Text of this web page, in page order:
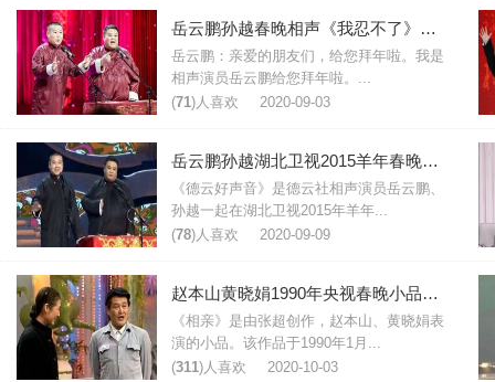
岳云鹏孙越春晚相声《我忍不了》台词
岳云鹏：亲爱的朋友们，给您拜年啦。我是
相声演员岳云鹏给您拜年啦。...
(71)人喜欢 2020-09-03
岳云鹏孙越湖北卫视2015羊年春晚相声《德云好声音》完整台词
《德云好声音》是德云社相声演员岳云鹏、
孙越一起在湖北卫视2015年羊年...
(78)人喜欢 2020-09-09
赵本山黄晓娟1990年央视春晚小品《相亲》台词剧本
《相亲》是由张超创作，赵本山、黄晓娟表
演的小品。该作品于1990年1月...
(311)人喜欢 2020-10-03